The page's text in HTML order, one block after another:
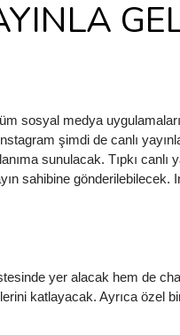
sosyal medya
şimdi de canlı
sunulacak. Tıpkı canlı
sahibine gönderilebilecek.
yer alacak hem de
katlayacak. Ayrıca özel